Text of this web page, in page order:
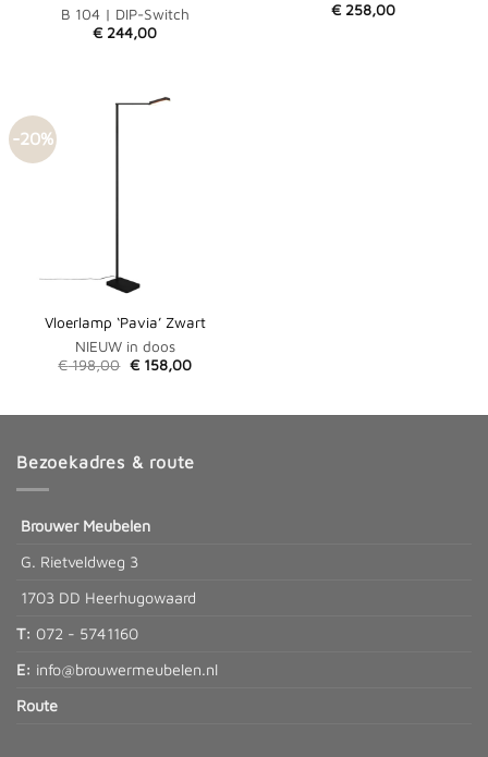
B 104 | DIP-Switch
€ 244,00
€ 258,00
-20%
Vloerlamp ‘Pavia’ Zwart
NIEUW in doos
€198,00 Oorspronkelijke
€158,00Huidige
Bezoekadres & route
Brouwer Meubelen
G. Rietveldweg 3
1703 DD Heerhugowaard
T: 072 - 5741160
E: info@brouwermeubelen.nl
Route